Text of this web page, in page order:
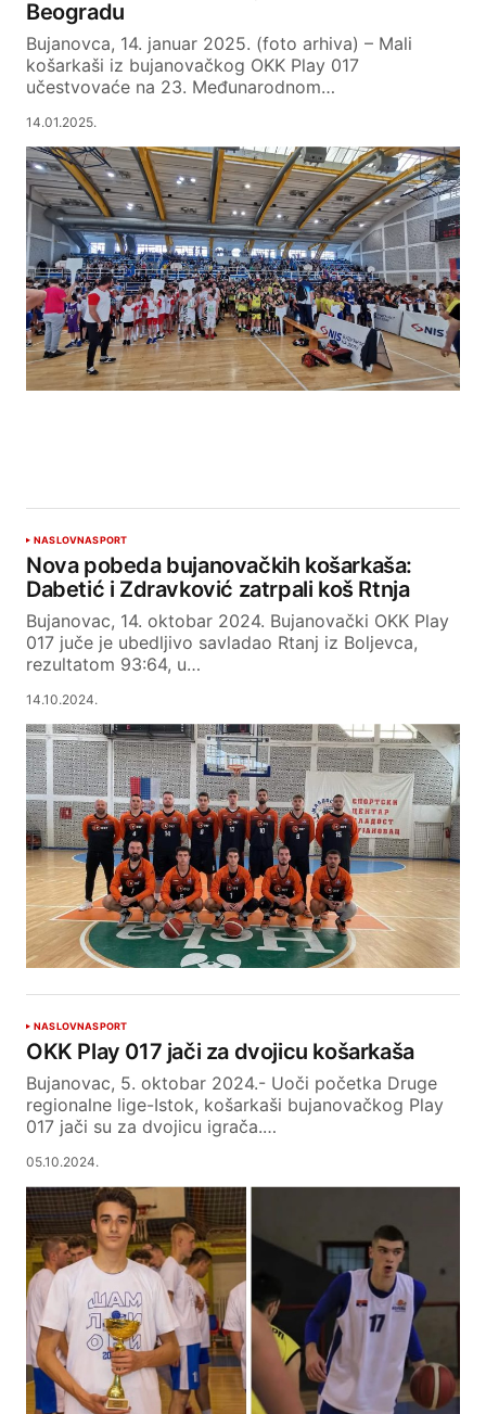
Beogradu
Bujanovca, 14. januar 2025. (foto arhiva) – Mali
košarkaši iz bujanovačkog OKK Play 017
učestvovaće na 23. Međunarodnom…
14.01.2025.
NASLOVNASPORT
Nova pobeda bujanovačkih košarkaša:
Dabetić i Zdravković zatrpali koš Rtnja
Bujanovac, 14. oktobar 2024. Bujanovački OKK Play
017 juče je ubedljivo savladao Rtanj iz Boljevca,
rezultatom 93:64, u…
14.10.2024.
NASLOVNASPORT
OKK Play 017 jači za dvojicu košarkaša
Bujanovac, 5. oktobar 2024.- Uoči početka Druge
regionalne lige-Istok, košarkaši bujanovačkog Play
017 jači su za dvojicu igrača.…
05.10.2024.